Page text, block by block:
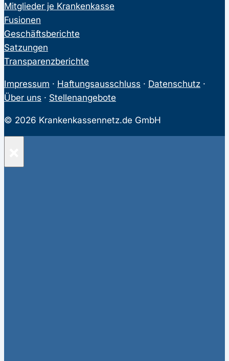
Mitglieder je Krankenkasse
Fusionen
Geschäftsberichte
Satzungen
Transparenzberichte
Impressum · Haftungsausschluss · Datenschutz ·
Über uns · Stellenangebote
© 2026 Krankenkassennetz.de GmbH